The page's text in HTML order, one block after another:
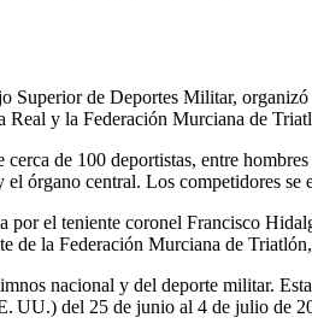
Superior de Deportes Militar,
y la Federación Murciana de
de 100 deportistas, entre
órgano central. Los competidores
por el teniente coronel Francisco
de la Federación Murciana de
nacional y del deporte militar.
UU.) del 25 de junio al 4 de julio de